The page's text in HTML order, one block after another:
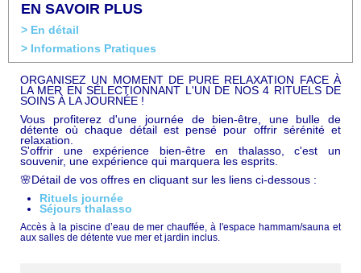
EN SAVOIR PLUS
> En détail
> Informations Pratiques
ORGANISEZ UN MOMENT DE PURE RELAXATION FACE À
LA MER EN SÉLECTIONNANT L'UN DE NOS 4 RITUELS DE
SOINS À LA JOURNÉE !
Vous profiterez d'une journée de bien-être, une bulle de
détente où chaque détail est pensé pour offrir sérénité et
relaxation.
S'offrir une expérience bien-être en thalasso, c'est un
souvenir, une expérience qui marquera les esprits.
🌸Détail de vos offres en cliquant sur les liens ci-dessous :
Rituels journée
Séjours thalasso
Accès à la piscine d’eau de mer chauffée, à l'espace hammam/sauna et
aux salles de détente vue mer et jardin inclus.